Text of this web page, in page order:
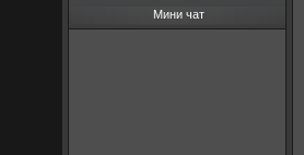
Мини чат